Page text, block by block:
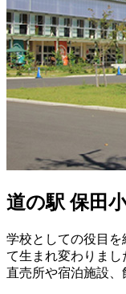
道の駅 保田
学校としての役目
て生まれ変わりまし
直売所や宿泊施設、